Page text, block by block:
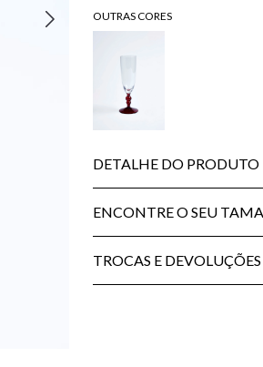
DETALHE DO PRODUTO
ENCONTRE O SEU
TROCAS E DEVOLUÇÕES